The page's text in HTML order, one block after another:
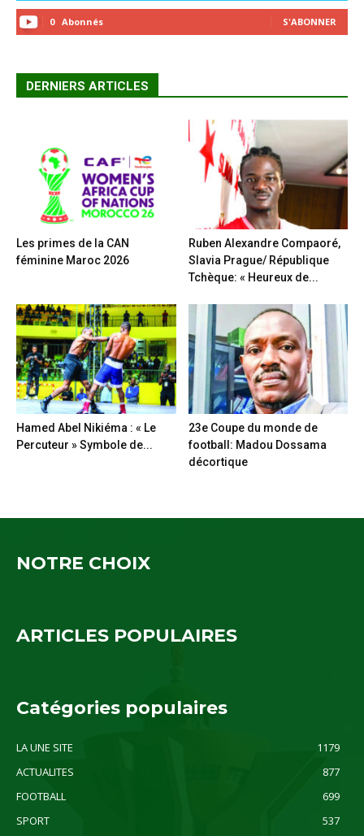
0 Abonnés S'ABONNER
DERNIERS ARTICLES
Les primes de la CAN
féminine Maroc 2026
Ruben Alexandre Compaoré,
Slavia Prague/ République
Tchèque: « Heureux de...
Hamed Abel Nikiéma : « Le
Percuteur » Symbole de...
23e Coupe du monde de
football: Madou Dossama
décortique
NOTRE CHOIX
ARTICLES POPULAIRES
Catégories populaires
LA UNE SITE
1179
ACTUALITES
877
FOOTBALL
699
SPORT
537